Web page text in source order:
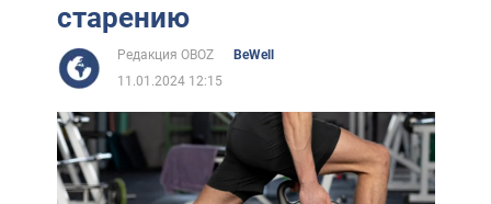
Африка
Жизнь
Лайфхаки
старению
Редакция OBOZ
BeWell
11.01.2024 12:15